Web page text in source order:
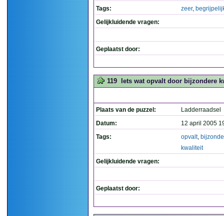
Tags:
zeer,
Gelijkluidende vragen:
Geplaatst door:
119 Iets wat opvalt door bijzondere
Plaats van de puzzel:
Ladderraadsel
Datum:
12 april 2005
Tags:
opvalt,
kwaliteit
Gelijkluidende vragen:
Geplaatst door: